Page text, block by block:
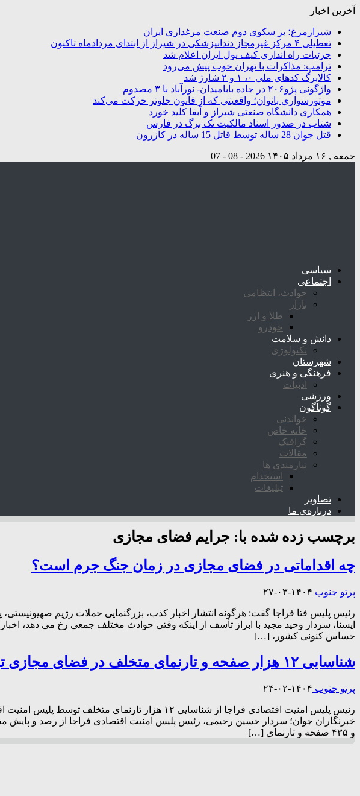
آخرین اخبار
شیرازمرغ؛ بر سکوی دوم صنعت مرغداری ایران
تعطیلی ۴ مرکز غیرمجاز دندانپزشکی در شیراز از ابتدای مردادماه تاکنون
جزئیات راه اندازی کیف پول ایران اعلام شد
ترامپ: مذاکرات با تهران خوب پیش می‌رود
کالابرگ کدهای ملی ۰، ۱ و ۲ شارژ شد
واژگونی پژو۲۰۶ در جاده بابامیدان- نورآباد با ۳ مصدوم
موتورسواری بانوان؛ واقعیتی که از قانون جلوتر حرکت می‌کند
همکاری دانشگاه صنعتی شیراز و آبفا کلید خورد
شتاب در صدور اسناد مالکیت تک برگ در فارس
قتل جوان 28 ساله توسط قاتل 15 ساله در کازرون
جمعه , ۱۶ مرداد ۱۴۰۵ 2026 - 08 - 07
سیاسی
اجتماعی
حوادث، انتظامی
بازار
طلا و ارز
خودرو
دانش و سلامت
تکنولوژی
شهرستان
فرهنگی و هنری
ادبیات
ورزشی
گوناگون
خواندنی
خانه خاص
گرافیک
مقالات
نیازمندی ها
استخدام
تبلیغات
تصاویر
درباره‌ی ما
برچسب زده شده با: جرایم فضای مجازی
چه اقداماتی در فضای مجازی در زمان جنگ جرم است؟
پرتو جنوب ۱۴۰۴-۰۳-۲۷
رئیس پلیس فتا فراجا گفت: هرگونه انتشار اخبار کذب، بزرگنمایی حملات رژیم
ایسنا، سردار وحید مجید با ابراز تأسف از اینکه وقتی حوادث مختلف جمعی رخ می دهد،
حساس کنونی کشور، […]
شناسایی ۱۲ هزار صفحه و تارنمای متخلف در فضای مجازی توسط پلیس
پرتو جنوب ۱۴۰۴-۰۲-۲۴
و ۴۳۵ صفحه و تارنمای […]